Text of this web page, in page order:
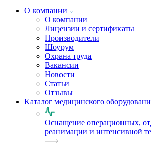
О компании
О компании
Лицензии и сертификаты
Производители
Шоурум
Охрана труда
Вакансии
Новости
Статьи
Отзывы
Каталог медицинского
Оснащение операционных,
реанимации и интенсивной